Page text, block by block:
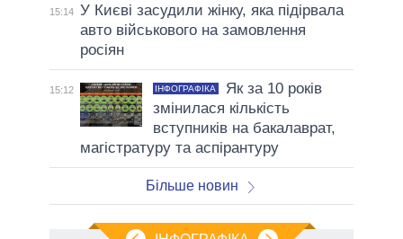
15:14 У Києві засудили жінку, яка підірвала
авто військового на замовлення
росіян
15:12 ІНФОГРАФІКА
Як за 10 років
змінилася кількість
вступників на бакалаврат,
магістратуру та аспірантуру
Більше новин